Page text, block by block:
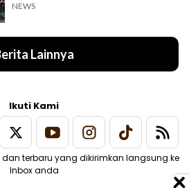
NEWS
Lainnya
Ikuti Kami
terbaru yang dikirimkan langsung ke
Inbox anda